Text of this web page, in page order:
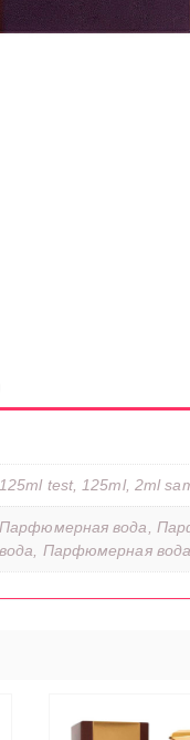
125ml test, 125ml, 2ml
Парфюмерная вода,
вода, Парфюмерная вода